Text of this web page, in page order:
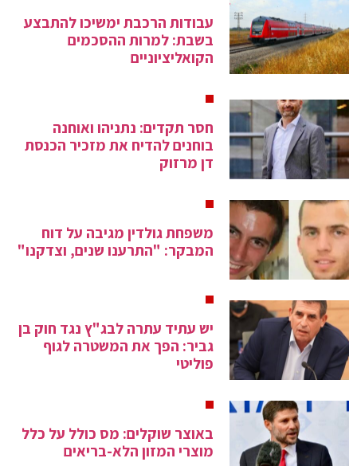
עבודות הרכבת ימשיכו להתבצע
בשבת: למרות ההסכמים
הקואליציוניים
חסר תקדים: נתניהו ואוחנה
בוחנים להדיח את מזכיר הכנסת
דן מרזוק
משפחת גולדין מגיבה על דוח
המבקר: "התרענו שנים, וצדקנו"
יש עתיד עתרה לבג"ץ נגד חוק בן
גביר: הפך את המשטרה לגוף
פוליטי
באוצר שוקלים: מס כולל על כלל
מוצרי המזון הלא-בריאים